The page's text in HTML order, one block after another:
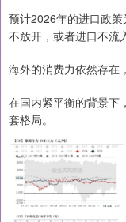
预计2026年的进口政
不放开，或者进口不流
海外的消费力依然存在
在国内紧平衡的背景下
套格局。